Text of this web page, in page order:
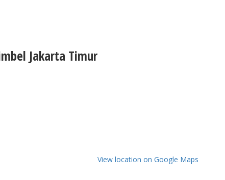
Jakarta Timur
View location on Google Maps